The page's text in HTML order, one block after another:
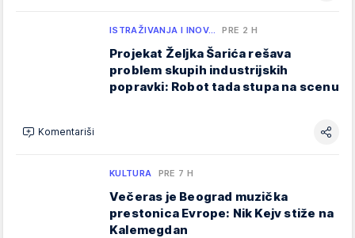
ISTRAŽIVANJA I INOV… PRE 2 H
Projekat Željka Šarića rešava
problem skupih industrijskih
popravki: Robot tada stupa na scenu
Komentariši
KULTURA PRE 7 H
Večeras je Beograd muzička
prestonica Evrope: Nik Kejv stiže na
Kalemegdan